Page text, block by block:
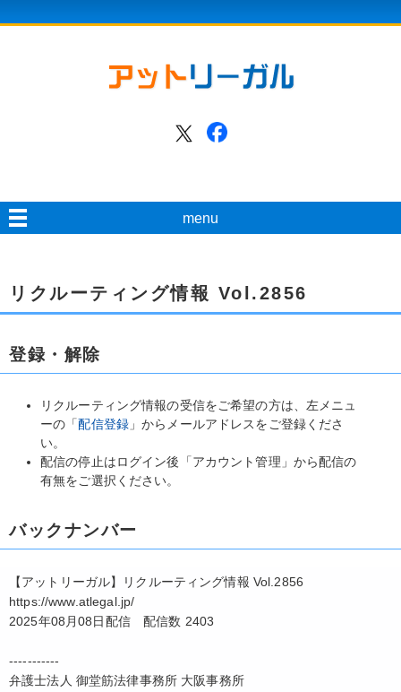
menu
リクルーティング情報 Vol.2856
登録・解除
リクルーティング情報の受信をご希望の方は、左メニュ
ーの「配信登録」からメールアドレスをご登録くださ
い。
配信の停止はログイン後「アカウント管理」から配信の
有無をご選択ください。
バックナンバー
【アットリーガル】リクルーティング情報 Vol.2856
https://www.atlegal.jp/
2025年08月08日配信 配信数 2403
-----------
弁護士法人 御堂筋法律事務所 大阪事務所